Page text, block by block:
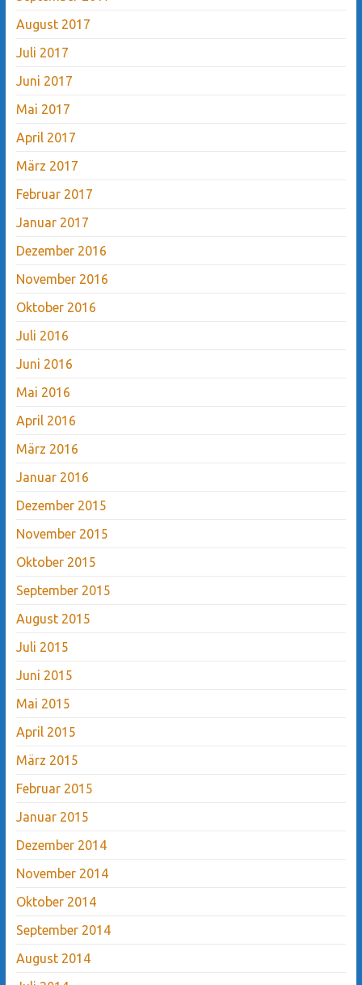
August 2017
Juli 2017
Juni 2017
Mai 2017
April 2017
März 2017
Februar 2017
Januar 2017
Dezember 2016
November 2016
Oktober 2016
Juli 2016
Juni 2016
Mai 2016
April 2016
März 2016
Januar 2016
Dezember 2015
November 2015
Oktober 2015
September 2015
August 2015
Juli 2015
Juni 2015
Mai 2015
April 2015
März 2015
Februar 2015
Januar 2015
Dezember 2014
November 2014
Oktober 2014
September 2014
August 2014